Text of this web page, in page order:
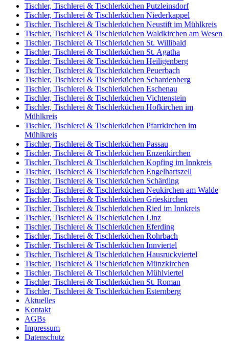
Tischler, Tischlerei & Tischlerküchen Putzleinsdorf
Tischler, Tischlerei & Tischlerküchen Niederkappel
Tischler, Tischlerei & Tischlerküchen Neustift im Mühlkreis
Tischler, Tischlerei & Tischlerküchen Waldkirchen am Wesen
Tischler, Tischlerei & Tischlerküchen St. Willibald
Tischler, Tischlerei & Tischlerküchen St. Agatha
Tischler, Tischlerei & Tischlerküchen Heiligenberg
Tischler, Tischlerei & Tischlerküchen Peuerbach
Tischler, Tischlerei & Tischlerküchen Schardenberg
Tischler, Tischlerei & Tischlerküchen Eschenau
Tischler, Tischlerei & Tischlerküchen Vichtenstein
Tischler, Tischlerei & Tischlerküchen Hofkirchen im
Mühlkreis
Tischler, Tischlerei & Tischlerküchen Pfarrkirchen im
Mühlkreis
Tischler, Tischlerei & Tischlerküchen Passau
Tischler, Tischlerei & Tischlerküchen Enzenkirchen
Tischler, Tischlerei & Tischlerküchen Kopfing im Innkreis
Tischler, Tischlerei & Tischlerküchen Engelhartszell
Tischler, Tischlerei & Tischlerküchen Schärding
Tischler, Tischlerei & Tischlerküchen Neukirchen am Walde
Tischler, Tischlerei & Tischlerküchen Grieskirchen
Tischler, Tischlerei & Tischlerküchen Ried im Innkreis
Tischler, Tischlerei & Tischlerküchen Linz
Tischler, Tischlerei & Tischlerküchen Eferding
Tischler, Tischlerei & Tischlerküchen Rohrbach
Tischler, Tischlerei & Tischlerküchen Innviertel
Tischler, Tischlerei & Tischlerküchen Hausruckviertel
Tischler, Tischlerei & Tischlerküchen Münzkirchen
Tischler, Tischlerei & Tischlerküchen Mühlviertel
Tischler, Tischlerei & Tischlerküchen St. Roman
Tischler, Tischlerei & Tischlerküchen Esternberg
Aktuelles
Kontakt
AGBs
Impressum
Datenschutz